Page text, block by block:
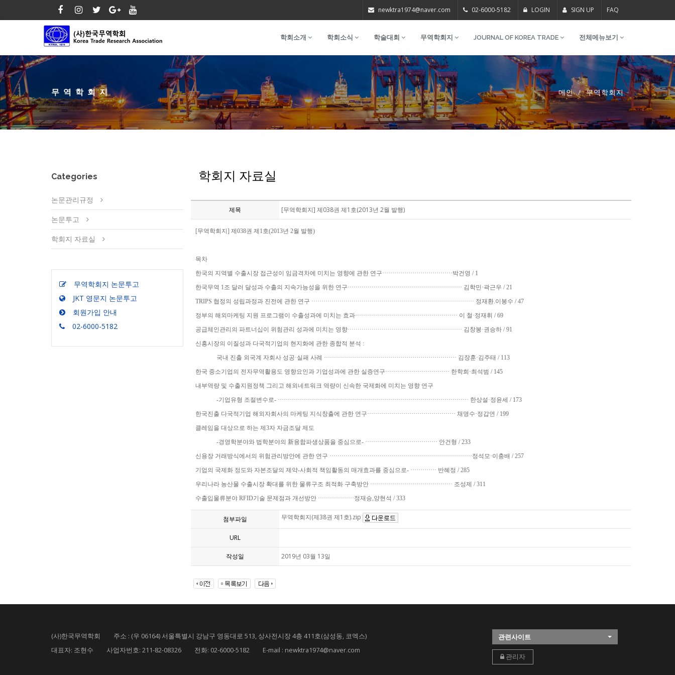
newktra1974@naver.com 02-6000-5182 LOGIN SIGN UP FAQ
학회소개 학회소식 학술대회 무역학회지 JOURNAL OF KOREA TRADE 전체메뉴보기
무역학회지 메인 무역학회지
Categories
논문관리규정
논문투고
학회지 자료실
무역학회지 논문투고
JKT 영문지 논문투고
회원가입 안내
02-6000-5182
학회지 자료실
제목 [무역학회지] 제038권 제1호(2013년 2월 발행)
[무역학회지] 제038권 제1호(2013년 2월 발행)
목차
한국의 지역별 수출시장 접근성이 임금격차에 미치는 영향에 관한 연구···································박건영 / 1
한국무역 1조 달러 달성과 수출의 지속가능성을 위한 연구························································· 김학민·곽근우 / 21
TRIPS 협정의 성립과정과 진전에 관한 연구 ················································································· 정재환.이봉수 / 47
정부의 해외마케팅 지원 프로그램이 수출성과에 미치는 효과··················································· 이 철·정재휘 / 69
공급체인관리의 파트너십이 위험관리 성과에 미치는 영향························································· 김창봉·권승하 / 91
신흥시장의 이질성과 다국적기업의 현지화에 관한 종합적 분석 :
국내 진출 외국계 자회사 성공·실패 사례 ·································································· 김장훈·김주태 / 113
한국 중소기업의 전자무역활용도 영향요인과 기업성과에 관한 실증연구································ 한학희·최석범 / 145
내부역량 및 수출지원정책 그리고 해외네트워크 역량이 신속한 국제화에 미치는 영향 연구
-기업유형 조절변수로- ······························································································· 한상설·정윤세 / 173
한국진출 다국적기업 해외자회사의 마케팅 지식창출에 관한 연구············································ 채명수·정갑연 / 199
클레임을 대상으로 하는 제3자 자금조달 제도
-경영학분야와 법학분야의 新융합파생상품을 중심으로- ···································· 안건형 / 233
신용장 거래방식에서의 위험관리방안에 관한 연구 ·······································································정석모·이충배 / 257
기업의 국제화 정도와 자본조달의 제약-사회적 책임활동의 매개효과를 중심으로- ············· 반혜정 / 285
우리나라 농산물 수출시장 확대를 위한 물류구조 최적화 구축방안 ········································· 조성제 / 311
수출입물류분야 RFID기술 문제점과 개선방안 ··················정재승,양현석 / 333
첨부파일 무역학회지(제38권 제1호).zip
URL
작성일 2019년 03월 13일
(사)한국무역학회 주소 : (우 06164) 서울특별시 강남구 영동대로 513, 상사전시장 4층 411호(삼성동, 코엑스)
대표자: 조현수 사업자번호: 211-82-08326 전화: 02-6000-5182 E-mail : newktra1974@naver.com
관련사이트
관리자